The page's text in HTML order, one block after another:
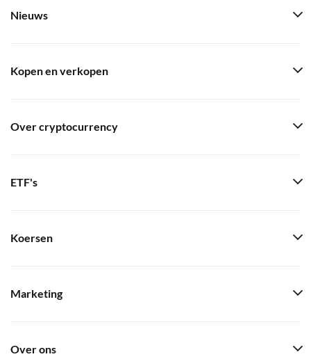
Nieuws
Kopen en verkopen
Over cryptocurrency
ETF's
Koersen
Marketing
Over ons